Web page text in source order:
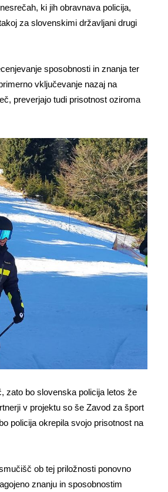
ki jih obravnava policija,
za slovenskimi državljani drugi
sposobnosti in znanja ter
vključevanje nazaj na
preverjajo tudi prisotnost oziroma
zato bo slovenska policija letos že
v projektu so še Zavod za šport
policija okrepila svojo prisotnost na
ob tej priložnosti ponovno
znanju in sposobnostim